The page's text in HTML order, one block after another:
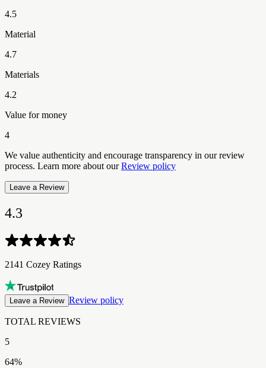
4.5
Material
4.7
Materials
4.2
Value for money
4
We value authenticity and encourage transparency in our review
process. Learn more about ourReview policy
Leave a Review
4.3
2141 Cozey Ratings​​​​‌ ‍ ​‍​‍‌‍ ‌ ​‍‌‍‍‌‌‍‌ ‌‍‍‌‌‍ ‍​‍​‍​ ‍‍​‍​‍‌ ​ ‌‍​‌‌‍ ‍‌‍‍‌‌ ‌​‌ ‍‌​‍ ‍‌‍‍‌‌‍ ​‍​‍​‍ ​​‍​‍‌‍‍​‌ ​‍‌‍‌‌‌‍‌‍​‍​‍​ ‍‍​‍​‍‌‍‍​‌ ‌​‌ ‌​‌ ​​‌ ​ ​ ‍‍​‍ ​‍ ‌‍ ​‌‍ ‌‍​ ‌‍​‌‌‍ ​‌‍‍​‌‍ ‌ ​ ‌ ‌​​ ‍‍​ ​ ​ ​​​ ​​​ ​​​‍ ‌ ​ ‌ ‌​‌ ‌‌‌‍‌​‌‍‍‌‌‍ ​‍ ‌‍‍‌‌‍ ‍‌ ‌​‌‍‌‌‌‍ ‍‌ ‌​​‍ ‌‍‌‌‌‍‌​‌‍‍‌‌ ‌​​‍ ‌‍ ‌‌‍ ‌‍‌​‌‍‌‌​ ‌‌ ​​‌ ​‍‌‍‌‌‌ ​ ‌‍‌‌‌‍ ‍‌ ‌​‌‍​‌‌ ‌​‌‍‍‌‌‍ ‌‍ ‍​ ‍ ‌‍‍‌‌‍‌​​ ‌​ ​‌​ ​‌‌‍​‌‌‍​ ‌‍‌‍​ ‍​​ ​ ​ ‌​​‍ ‌​ ‌‍‌‍​‍‌‍​‌‌‍​ ​‍ ‌​ ‌​​ ​‌​ ‍​​ ‌ ​‍ ‌​ ‍‌‌‍‌‌​ ​ ‌‍​‌​‍ ‌‌‍‌​​ ‌​​ ‍‌​ ‌‍​ ​‌​ ‌‌‌‍​ ‌‍​ ‌‍‌‌​ ​ ​ ‌ ‌‍‌​​ ‍ ‌ ‌​‌ ‍‌‌ ​​‌‍‌‌​ ‌‌ ​​‌‍‌​‌ ​​​ ‍ ‌ ​​‌‍​‌‌ ‌​‌‍‍​​ ‌‌ ‌‍‌‍​‌‌‍ ​‌ ‌‌‌‍‌‌‌​​‌‌‍‌​‌‍‌​‌‍‌‌‌‍‌​‌‌​ ‌‍‌‌‌‍​ ‌ ‌​‌‍‍‌‌‍ ‌‍ ‍‌ ​ ​‍‌‌​ ‌‌‌​​‍‌‌ ‌‍‍ ‌‍‌‌‌ ‍‌​‍‌‌​ ​ ‌​‌​​‍‌‌​ ​ ‌​‌​​‍‌‌​ ​‍​ ​‍​ ‌ ‌‍​ ​ ‌‍‌‍‌‍‌‍‌‍‌‍​‍​ ​‍​ ​‍​ ​​​ ‍‌‌‍​‍​ ​ ​‍‌‌​ ​‍​ ​‍​‍‌‌​ ‌‌‌​‌​​‍ ‍‌ ​‍‌‍‌‌‌ ‌‍‌‍‍‌‌‍‌‌‌ ‌ ‌‌​ ‌ ‌‌‌‍ ‌‌‍ ‌‌‍​‌‌ ​‍‌ ‍‌‌‌‌​‌‍‌‌‌‍ ‌‌ ​​‌‍ ​‌‍​‌‌ ‌​‌‍‌‌​‍ ‍‌ ​ ‌ ‌‌‌‍ ‌‌‍ ‌‌‍​‌‌ ​‍‌ ‍‌‌​‌​‌‍​‌‌ ‌​‌‍​‌​‍ ‍‌ ‌​‌‍ ‌ ‌​‌‍​‌‌‍ ​‌‌​‍‌‍​‌‌ ‌​‌‍‍‌‌‍ ‍‌‍‌ ‌‌‌​‌‍‌‌‌ ‍​‌ ‌​​ ‌‍​‍‌‍​‌‌ ​ ‌‍‌‌‌‌‌‌‌ ​‍‌‍ ​​ ‌‌‍‍​‌ ‌​‌ ‌​‌ ​​‌ ​ ​‍‌‌​ ​ ‌​​‌​‍‌‌​ ​‍‌​‌‍​‍‌‌​ ​‍‌​‌‍‌‍ ​‌‍ ‌‍​ ‌‍​‌‌‍ ​‌‍‍​‌‍ ‌ ​ ‌ ‌​​‍‌‌​ ​ ‌​​‌​ ​ ​ ​​​ ​​​ ​​​‍‌‌​ ​‍‌​‌‍‌ ​ ‌ ‌​‌ ‌‌‌‍‌​‌‍‍‌‌‍ ​‍‌‍‌‍‍‌‌‍‌​​ ‌​ ​‌​ ​‌‌‍​‌‌‍​ ‌‍‌‍​ ‍​​ ​ ​ ‌​​‍ ‌​ ‌‍‌‍​‍‌‍​‌‌‍​ ​‍ ‌​ ‌​​ ​‌​ ‍​​ ‌ ​‍ ‌​ ‍‌‌‍‌‌​ ​ ‌‍​‌​‍ ‌‌‍‌​​ ‌​​ ‍‌​ ‌‍​ ​‌​ ‌‌‌‍​ ‌‍​ ‌‍‌‌​ ​ ​ ‌ ‌‍‌​​‍‌‍‌ ‌​‌ ‍‌‌ ​​‌‍‌‌​ ‌‌ ​​‌‍‌​‌ ​​​‍‌‍‌ ​​‌‍​‌‌ ‌​‌‍‍​​ ‌‌ ‌‍‌‍​‌‌‍ ​‌ ‌‌‌‍‌‌‌​​‌‌‍‌​‌‍‌​‌‍‌‌‌‍‌​‌‌​ ‌‍‌‌‌‍​ ‌ ‌​‌‍‍‌‌‍ ‌‍ ‍‌ ​ ​‍‌‌​ ‌‌‌​​‍‌‌ ‌‍‍ ‌‍‌‌‌ ‍‌​‍‌‌​ ​ ‌​‌​​‍‌‌​ ​ ‌​‌​​‍‌‌​ ​‍​ ​‍​ ‌ ‌‍​ ​ ‌‍‌‍‌‍‌‍‌‍‌‍​‍​ ​‍​ ​‍​ ​​​ ‍‌‌‍​‍​ ​ ​‍‌‌​ ​‍​ ​‍​‍‌‌​ ‌‌‌​‌​​‍ ‍‌ ​‍‌‍‌‌‌ ‌‍‌‍‍‌‌‍‌‌‌ ‌ ‌‌​ ‌ ‌‌‌‍ ‌‌‍ ‌‌‍​‌‌ ​‍‌ ‍‌‌‌‌​‌‍‌‌‌‍ ‌‌ ​​‌‍ ​‌‍​‌‌ ‌​‌‍‌‌​‍ ‍‌ ​ ‌ ‌‌‌‍ ‌‌‍ ‌‌‍​‌‌ ​‍‌ ‍‌‌​‌​‌‍​‌‌ ‌​‌‍​‌​‍ ‍‌ ‌​‌‍ ‌ ‌​‌‍​‌‌‍ ​‌‌​‍‌‍​‌‌ ‌​‌‍‍‌‌‍ ‍‌‍‌ ‌‌‌​‌‍‌‌‌ ‍​‌ ‌​​‍‌‍‌ ​​‌‍‌‌‌ ​‍‌ ​ ‌ ​​‌‍‌‌‌‍​ ‌ ‌​‌‍‍‌‌ ‌‍‌‍‌‌​ ‌‌ ​​‌ ‌‌‌‍​‍‌‍ ​‌‍‍‌‌ ​ ‌‍‍​‌‍‌‌‌‍‌​​‍​‍‌ ‌
Leave a Review Review policy
TOTAL REVIEWS​​​​‌ ‍ ​‍​‍‌‍ ‌ ​‍‌‍‍‌‌‍‌ ‌‍‍‌‌‍ ‍​‍​‍​ ‍‍​‍​‍‌ ​ ‌‍​‌‌‍ ‍‌‍‍‌‌ ‌​‌ ‍‌​‍ ‍‌‍‍‌‌‍ ​‍​‍​‍ ​​‍​‍‌‍‍​‌ ​‍‌‍‌‌‌‍‌‍​‍​‍​ ‍‍​‍​‍‌‍‍​‌ ‌​‌ ‌​‌ ​​‌ ​ ​ ‍‍​‍ ​‍ ‌‍ ​‌‍ ‌‍​ ‌‍​‌‌‍ ​‌‍‍​‌‍ ‌ ​ ‌ ‌​​ ‍‍​ ​ ​ ​​​ ​​​ ​​​‍ ‌ ​ ‌ ‌​‌ ‌‌‌‍‌​‌‍‍‌‌‍ ​‍ ‌‍‍‌‌‍ ‍‌ ‌​‌‍‌‌‌‍ ‍‌ ‌​​‍ ‌‍‌‌‌‍‌​‌‍‍‌‌ ‌​​‍ ‌‍ ‌‌‍ ‌‍‌​‌‍‌‌​ ‌‌ ​​‌ ​‍‌‍‌‌‌ ​ ‌‍‌‌‌‍ ‍‌ ‌​‌‍​‌‌ ‌​‌‍‍‌‌‍ ‌‍ ‍​ ‍ ‌‍‍‌‌‍‌​​ ‌​ ​‌​ ​‌‌‍​‌‌‍​ ‌‍‌‍​ ‍​​ ​ ​ ‌​​‍ ‌​ ‌‍‌‍​‍‌‍​‌‌‍​ ​‍ ‌​ ‌​​ ​‌​ ‍​​ ‌ ​‍ ‌​ ‍‌‌‍‌‌​ ​ ‌‍​‌​‍ ‌‌‍‌​​ ‌​​ ‍‌​ ‌‍​ ​‌​ ‌‌‌‍​ ‌‍​ ‌‍‌‌​ ​ ​ ‌ ‌‍‌​​ ‍ ‌ ‌​‌ ‍‌‌ ​​‌‍‌‌​ ‌‌ ​​‌‍‌​‌ ​​​ ‍ ‌ ​​‌‍​‌‌ ‌​‌‍‍​​ ‌‌ ‌‍‌‍​‌‌‍ ​‌ ‌‌‌‍‌‌‌​​‌‌‍‌​‌‍‌​‌‍‌‌‌‍‌​‌‌​ ‌‍‌‌‌‍​ ‌ ‌​‌‍‍‌‌‍ ‌‍ ‍‌ ​ ​‍‌‌​ ‌‌‌​​‍‌‌ ‌‍‍ ‌‍‌‌‌ ‍‌​‍‌‌​ ​ ‌​‌​​‍‌‌​ ​ ‌​‌​​‍‌‌​ ​‍​ ​‍​ ‌ ‌‍​ ​ ‌‍‌‍‌‍‌‍‌‍‌‍​‍​ ​‍​ ​‍​ ​​​ ‍‌‌‍​‍​ ​ ​‍‌‌​ ​‍​ ​‍​‍‌‌​ ‌‌‌​‌​​‍ ‍‌ ​‍‌‍‌‌‌ ‌‍‌‍‍‌‌‍‌‌‌ ‌ ‌‌​ ‌ ‌‌‌‍ ‌‌‍ ‌‌‍​‌‌ ​‍‌ ‍‌‌‌‌​‌‍‌‌‌‍ ‌‌ ​​‌‍ ​‌‍​‌‌ ‌​‌‍‌‌​‍ ‍‌‍​‍‌ ​‍‌‍‌‌‌‍​‌‌‍‍ ‌‍‌​‌‍ ‌ ‌ ‌‍ ‍‌​‌​‌‍​‌‌ ‌​‌‍​‌​‍ ‍‌ ‌​‌‍‍‌‌ ‌​‌‍ ​‌‍‌‌​ ‌‍​‍‌‍​‌‌ ​ ‌‍‌‌‌‌‌‌‌ ​‍‌‍ ​​ ‌‌‍‍​‌ ‌​‌ ‌​‌ ​​‌ ​ ​‍‌‌​ ​ ‌​​‌​‍‌‌​ ​‍‌​‌‍​‍‌‌​ ​‍‌​‌‍‌‍ ​‌‍ ‌‍​ ‌‍​‌‌‍ ​‌‍‍​‌‍ ‌ ​ ‌ ‌​​‍‌‌​ ​ ‌​​‌​ ​ ​ ​​​ ​​​ ​​​‍‌‌​ ​‍‌​‌‍‌ ​ ‌ ‌​‌ ‌‌‌‍‌​‌‍‍‌‌‍ ​‍‌‍‌‍‍‌‌‍‌​​ ‌​ ​‌​ ​‌‌‍​‌‌‍​ ‌‍‌‍​ ‍​​ ​ ​ ‌​​‍ ‌​ ‌‍‌‍​‍‌‍​‌‌‍​ ​‍ ‌​ ‌​​ ​‌​ ‍​​ ‌ ​‍ ‌​ ‍‌‌‍‌‌​ ​ ‌‍​‌​‍ ‌‌‍‌​​ ‌​​ ‍‌​ ‌‍​ ​‌​ ‌‌‌‍​ ‌‍​ ‌‍‌‌​ ​ ​ ‌ ‌‍‌​​‍‌‍‌ ‌​‌ ‍‌‌ ​​‌‍‌‌​ ‌‌ ​​‌‍‌​‌ ​​​‍‌‍‌ ​​‌‍​‌‌ ‌​‌‍‍​​ ‌‌ ‌‍‌‍​‌‌‍ ​‌ ‌‌‌‍‌‌‌​​‌‌‍‌​‌‍‌​‌‍‌‌‌‍‌​‌‌​ ‌‍‌‌‌‍​ ‌ ‌​‌‍‍‌‌‍ ‌‍ ‍‌ ​ ​‍‌‌​ ‌‌‌​​‍‌‌ ‌‍‍ ‌‍‌‌‌ ‍‌​‍‌‌​ ​ ‌​‌​​‍‌‌​ ​ ‌​‌​​‍‌‌​ ​‍​ ​‍​ ‌ ‌‍​ ​ ‌‍‌‍‌‍‌‍‌‍‌‍​‍​ ​‍​ ​‍​ ​​​ ‍‌‌‍​‍​ ​ ​‍‌‌​ ​‍​ ​‍​‍‌‌​ ‌‌‌​‌​​‍ ‍‌ ​‍‌‍‌‌‌ ‌‍‌‍‍‌‌‍‌‌‌ ‌ ‌‌​ ‌ ‌‌‌‍ ‌‌‍ ‌‌‍​‌‌ ​‍‌ ‍‌‌‌‌​‌‍‌‌‌‍ ‌‌ ​​‌‍ ​‌‍​‌‌ ‌​‌‍‌‌​‍ ‍‌‍​‍‌ ​‍‌‍‌‌‌‍​‌‌‍‍ ‌‍‌​‌‍ ‌ ‌ ‌‍ ‍‌​‌​‌‍​‌‌ ‌​‌‍​‌​‍ ‍‌ ‌​‌‍‍‌‌ ‌​‌‍ ​‌‍‌‌​‍‌‍‌ ​​‌‍‌‌‌ ​‍‌ ​ ‌ ​​‌‍‌‌‌‍​ ‌ ‌​‌‍‍‌‌ ‌‍‌‍‌‌​ ‌‌ ​​‌ ‌‌‌‍​‍‌‍ ​‌‍‍‌‌ ​ ‌‍‍​‌‍‌‌‌‍‌​​‍​‍‌ ‌
5
64%